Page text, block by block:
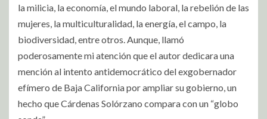
la milicia, la economía, el mundo laboral, la rebelión de las
mujeres, la multiculturalidad, la energía, el campo, la
biodiversidad, entre otros. Aunque, llamó
poderosamente mi atención que el autor dedicara una
mención al intento antidemocrático del exgobernador
efímero de Baja California por ampliar su gobierno, un
hecho que Cárdenas Solórzano compara con un “globo